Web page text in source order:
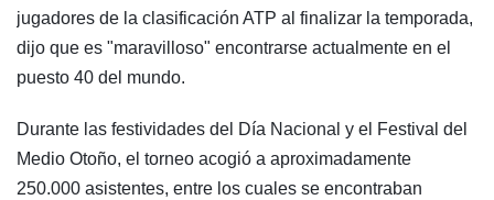
jugadores de la clasificación ATP al finalizar la temporada,
dijo que es "maravilloso" encontrarse actualmente en el
puesto 40 del mundo.
Durante las festividades del Día Nacional y el Festival del
Medio Otoño, el torneo acogió a aproximadamente
250.000 asistentes, entre los cuales se encontraban